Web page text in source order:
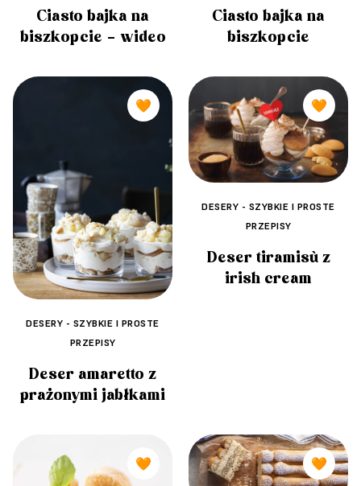
Ciasto bajka na
biszkopcie – wideo
Ciasto bajka na
biszkopcie
🧡
DESERY - SZYBKIE I PROSTE
PRZEPISY
Deser amaretto z
prażonymi jabłkami
🧡
DESERY - SZYBKIE I PROSTE
PRZEPISY
Deser tiramisù z
irish cream
🧡 🧡